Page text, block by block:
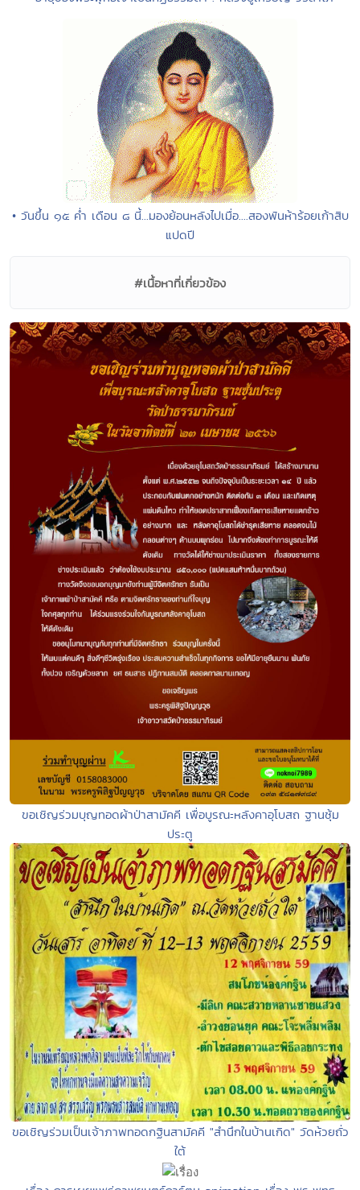
• วันขึ้น ๑๕ ค่ำ เดือน ๘ นี้...มองย้อนหลังไปเมื่อ....สองพันห้าร้อยเก้าสิบ
แปดปี
#เนื้อหาที่เกี่ยวข้อง
ขอเชิญร่วมบุญทอดผ้าป่าสามัคคี เพื่อบูรณะหลังคาอุโบสถ ฐานซุ้ม
ประตู
ขอเชิญร่วมเป็นเจ้าภาพทอดกฐินสามัคคี "สำนึกในบ้านเกิด" วัดห้วยถั่ว
ใต้